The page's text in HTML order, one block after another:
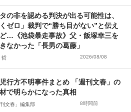
タの非を認める判決が出る可能性は、
ゼロ」裁判で“勝ち目がない”と伝え
…《池袋暴走事故》父・飯塚幸三を
なかった「長男の葛藤」
哲 2026/08/08
行方不明事件まとめ 「週刊文春」の
で明らかになった真相
刊文春」編集部 8時間前